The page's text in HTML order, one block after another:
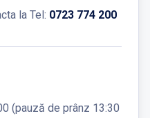
la Tel: 0723 774 200
(pauză de prânz 13:30